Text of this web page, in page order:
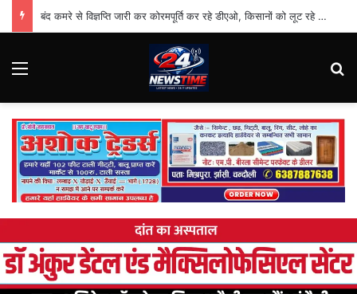
बंद कमरे से विज्ञप्ति जारी कर कोरमपूर्ति कर रहे डीएओ, किसानों को लूट रहे निजी दुकानदार
Menu